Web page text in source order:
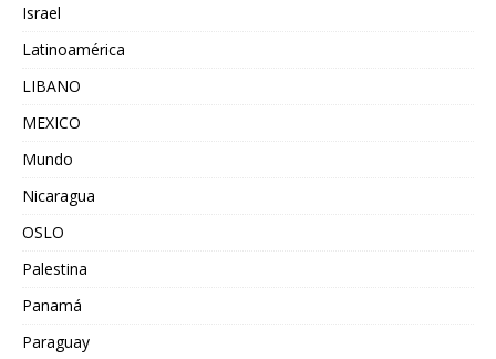
Israel
Latinoamérica
LIBANO
MEXICO
Mundo
Nicaragua
OSLO
Palestina
Panamá
Paraguay